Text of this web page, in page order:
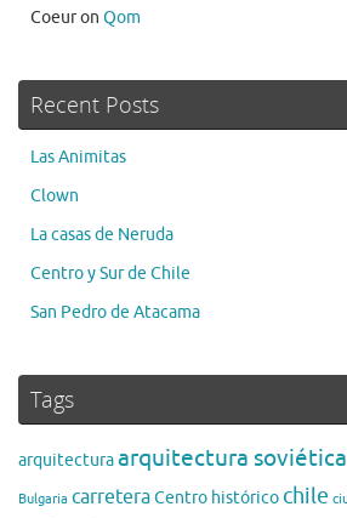
Coeuron Qom
Recent Posts
Las Animitas
Clown
La casas de Neruda
Centro y Sur de Chile
San Pedro de Atacama
Tags
arquitecturaarquitectura soviética
Bulgaria carreteraCentro histórico chile